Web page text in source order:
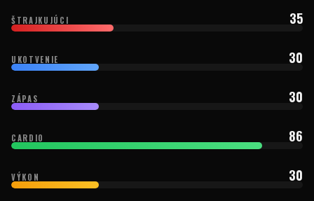
ŠTRAJKUJÚCI 35
UKOTVENIE 30
ZÁPAS 30
CARDIO 86
VÝKON 30